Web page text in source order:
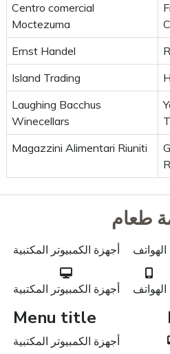
Centro comercial
Moctezuma
Ernst Handel
Island Trading
Laughing Bacchus
Winecellars
Magazzini Alimentari Riuniti
طعام
Menu title
أجهزة الكمبيوتر المكتبية
أجهزة الكمبيوتر المكتبية الهواتف
أجهزة الكمبيوتر المكتبية الهواتف